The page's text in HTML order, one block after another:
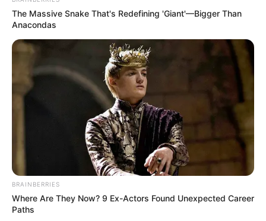
The Massive Snake That's Redefining 'Giant'—Bigger Than
Anacondas
BRAINBERRIES
Where Are They Now? 9 Ex-Actors Found Unexpected Career
Paths